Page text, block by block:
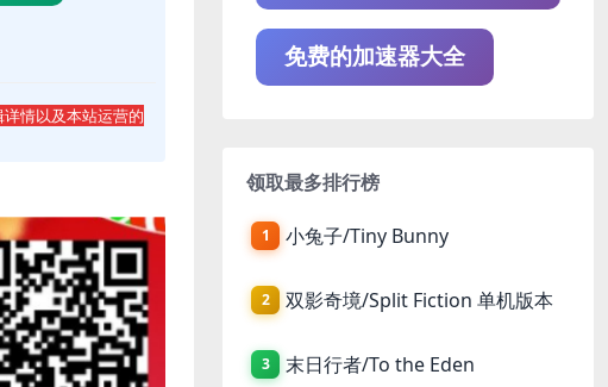
情以及本站运营的
免费的加速器大全
领取最多排行榜
1 小兔子/Tiny Bunny
2 双影奇境/Split Fiction 单机版本
3 末日行者/To the Eden